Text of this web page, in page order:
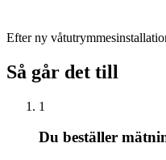
Efter ny
Så går det till
1
Du beställer